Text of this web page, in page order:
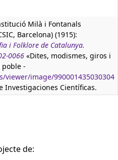
Milà i Fontanals
Barcelona) (1915):
i Folklore de Catalunya.
0066 «Dites, modismes, giros i
poble -
image/990001435030304
Investigaciones Científicas.
de: